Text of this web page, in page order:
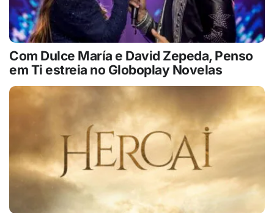
Com Dulce María e David Zepeda, Penso
em Ti estreia no Globoplay Novelas